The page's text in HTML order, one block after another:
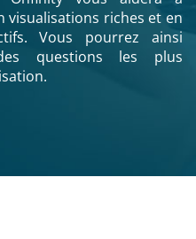
riches et en
Vous pourrez ainsi
questions les plus